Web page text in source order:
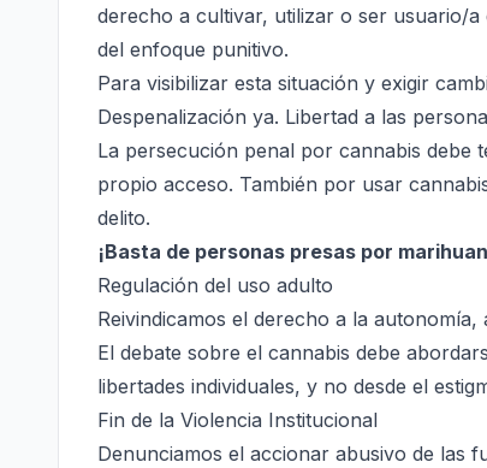
derecho a cultivar, utilizar o ser usuario/
del enfoque punitivo.
Para visibilizar esta situación y exigir
Despenalización ya. Libertad a las
La persecución penal por cannabis debe
propio acceso. También por usar
delito.
¡Basta de personas presas por
Regulación del uso adulto
Reivindicamos el derecho a la
El debate sobre el cannabis debe
libertades individuales, y no desde el
Fin de la Violencia Institucional
Denunciamos el accionar abusivo de las